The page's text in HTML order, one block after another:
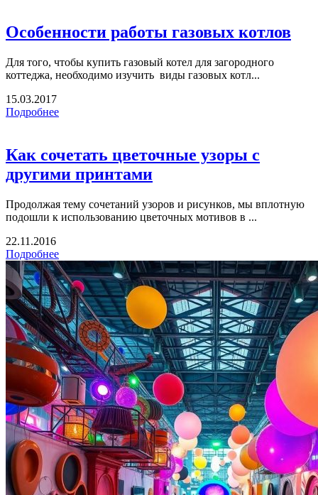
Особенности работы газовых котлов
Для того, чтобы купить газовый котел для загородного
коттеджа, необходимо изучить виды газовых котл...
15.03.2017
Подробнее
Как сочетать цветочные узоры с
другими принтами
Продолжая тему сочетаний узоров и рисунков, мы вплотную
подошли к использованию цветочных мотивов в ...
22.11.2016
Подробнее